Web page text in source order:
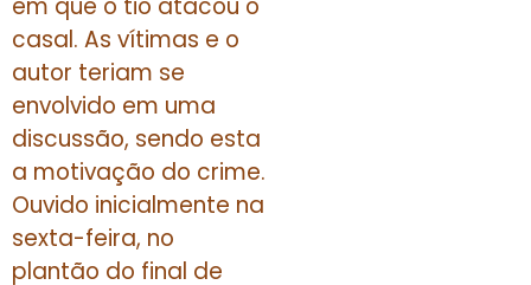
casal. As vítimas e o
autor teriam se
envolvido em uma
discussão, sendo esta
a motivação do crime.
Ouvido inicialmente na
sexta-feira, no
plantão do final de